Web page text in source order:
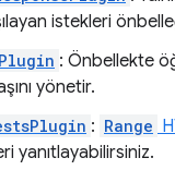
istekleri
: Önbellekte
yönetir.
: Range
yanıtlayabilirsiniz.